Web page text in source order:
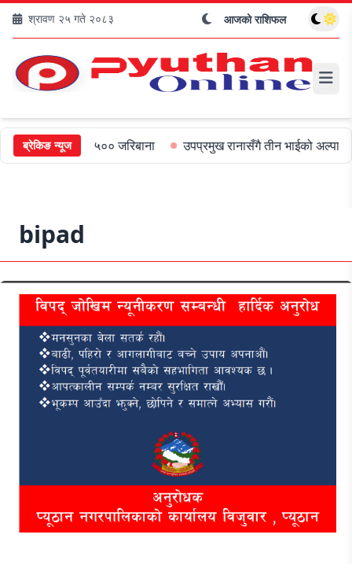
श्रावण २५ गते २०८३ आजको राशिफल
ब्रेकिङ न्यूज५०० जरिबाना उपप्रमुख रानासँगै तीन भाईको अल्पायुमै
bipad